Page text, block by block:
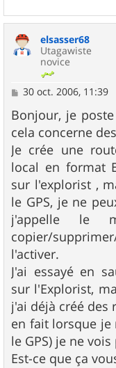
elsasser68
Utagawiste
novice
M
s
s
a
g
e
30 oct. 2006, 11:39
Bonjour, je
cela concerne
Je crée une
local en format
sur l'explorist ,
le GPS, je ne
j'appelle le
copier/
l'activer.
J'ai essayé en
sur l'Explorist,
j'ai déjà créé des
en fait lorsque
le GPS) je ne
Est-ce que ça